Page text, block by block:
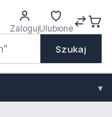
Szukaj
ZalogujUlubione
▾